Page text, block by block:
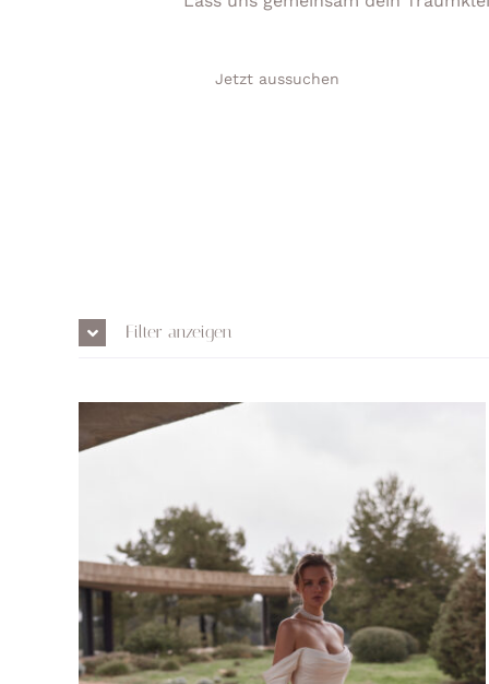
Jetzt aussuchen
Filter anzeigen